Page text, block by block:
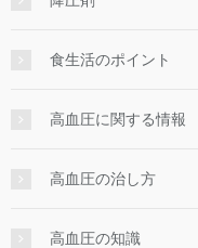
食生活のポイント
高血圧に関する情報
高血圧の治し方
高血圧の知識